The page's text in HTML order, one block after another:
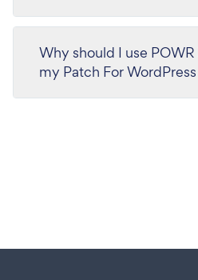
Why should I use
my Patch For